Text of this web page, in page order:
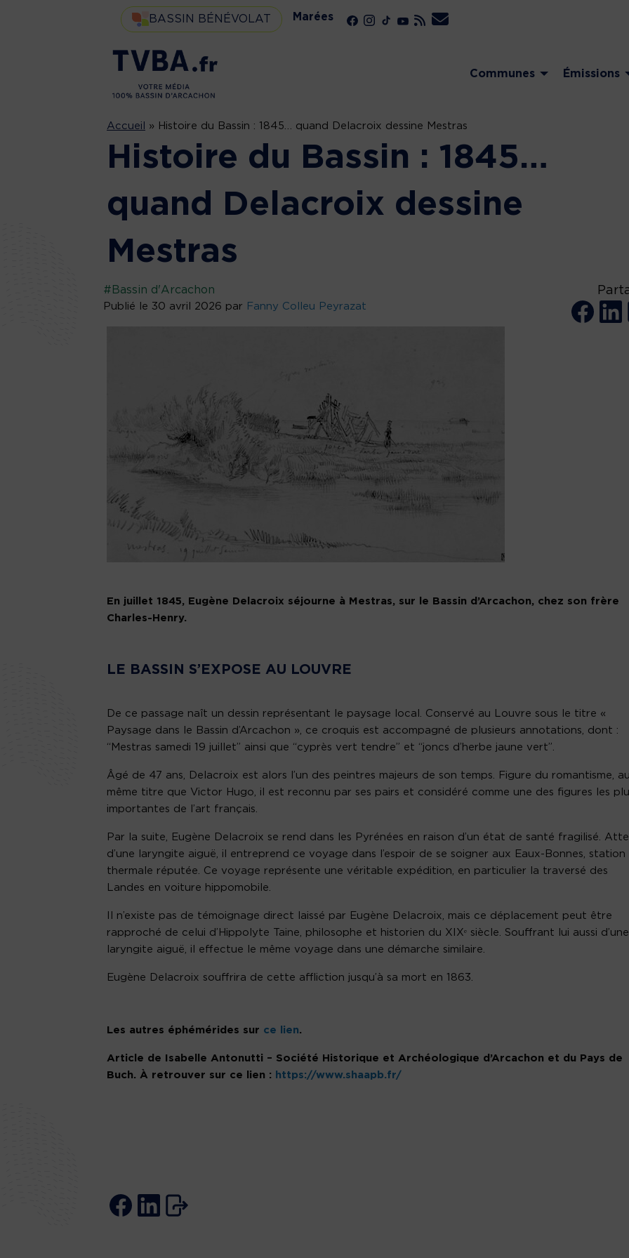
BASSIN BÉNÉVOLAT Marées
Communes Émissions
Accueil » Histoire du Bassin : 1845… quand Delacroix dessine Mestras
Histoire du Bassin : 1845…
quand Delacroix dessine
Mestras
#Bassin d'Arcachon
Publié le 30 avril 2026 par Fanny Colleu Peyrazat
En juillet 1845, Eugène Delacroix séjourne à Mestras, sur le Bassin d’Arcachon, chez son frère
Charles-Henry.
LE BASSIN S’EXPOSE AU LOUVRE
De ce passage naît un dessin représentant le paysage local. Conservé au Louvre sous le titre «
Paysage dans le Bassin d’Arcachon », ce croquis est accompagné de plusieurs annotations, dont :
“Mestras samedi 19 juillet” ainsi que “cyprès vert tendre” et “joncs d’herbe jaune vert”.
Âgé de 47 ans, Delacroix est alors l’un des peintres majeurs de son temps. Figure du romantisme, au
même titre que Victor Hugo, il est reconnu par ses pairs et considéré comme une des figures les
importantes de l’art français.
Par la suite, Eugène Delacroix se rend dans les Pyrénées en raison d’un état de santé fragilisé.
d’une laryngite aiguë, il entreprend ce voyage dans l’espoir de se soigner aux Eaux-Bonnes, station
thermale réputée. Ce voyage représente une véritable expédition, en particulier la traversé des
Landes en voiture hippomobile.
Il n’existe pas de témoignage direct laissé par Eugène Delacroix, mais ce déplacement peut être
rapproché de celui d’Hippolyte Taine, philosophe et historien du XIXᵉ siècle. Souffrant lui aussi d’une
laryngite aiguë, il effectue le même voyage dans une démarche similaire.
Eugène Delacroix souffrira de cette affliction jusqu’à sa mort en 1863.
Les autres éphémérides sur ce lien.
Article de Isabelle Antonutti – Société Historique et Archéologique d’Arcachon et du Pays de
Buch. À retrouver sur ce lien : https://www.shaapb.fr/